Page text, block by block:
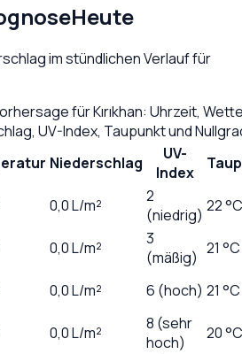
Heute
im stündlichen Verlauf für
fürKırıkhan: Uhrzeit,
UV-Index, Taupunkt und
Niederschlag
UV-
Index
0,0L/m²
2
(niedrig) 22 °C
0,0L/m²
3
(mäßig) 21 °C
0,0L/m² 6 (hoch) 21 °C
0,0L/m²
8 (sehr
hoch)
20 °C